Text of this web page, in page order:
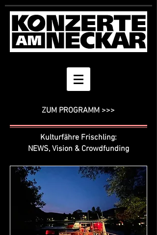
ZUM PROGRAMM >>>
Kulturfähre Frischling:
NEWS, Vision & Crowdfunding